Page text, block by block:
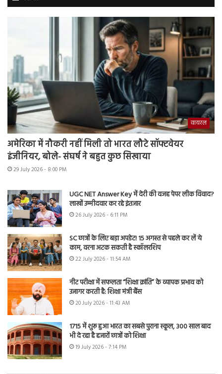
वायरल
अमेरिका में नौकरी नहीं मिली तो भारत लौटे सॉफ्टवेयर
इंजीनियर, बोले- संघर्ष ने बहुत कुछ सिखाया
29 July 2026 - 8:00 PM
UGC NET Answer Key में देरी की वजह पेपर लीक विवाद?
लाखों उम्मीदवार कर रहे इंतजार
26 July 2026 - 6:11 PM
SC छात्रों के लिए बड़ा अपडेट! 15 अगस्त से पहले कर लें ये
काम, वरना अटक सकती है स्कॉलरशिप
22 July 2026 - 11:54 AM
नीट परीक्षा में सफलता “शिक्षा क्रांति” के व्यापक प्रभाव को
उजागर करती है: शिक्षा मंत्री बैंस
20 July 2026 - 11:43 AM
1715 में शुरू हुआ भारत का सबसे पुराना स्कूल, 300 साल बाद
भी दे रहा है हजारों छात्रों को शिक्षा
19 July 2026 - 7:14 PM